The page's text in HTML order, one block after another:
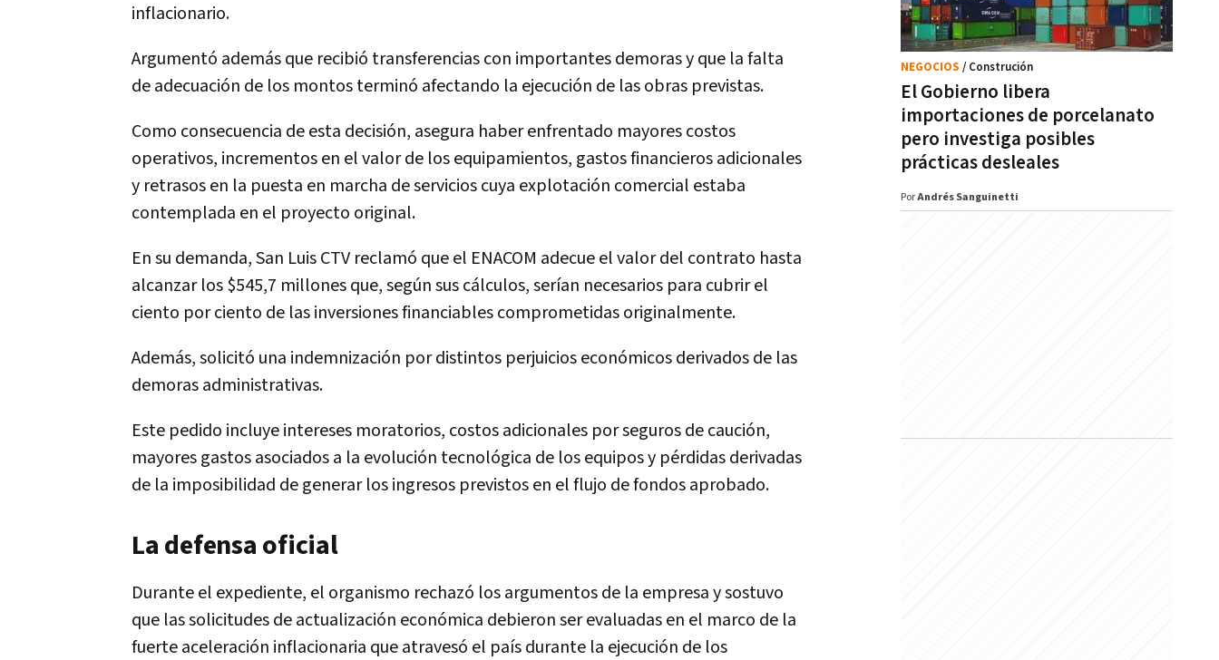
inflacionario.
Argumentó además que recibió transferencias con importantes demoras y que la falta
de adecuación de los montos terminó afectando la ejecución de las obras previstas.
Como consecuencia de esta decisión, asegura haber enfrentado mayores costos
operativos, incrementos en el valor de los equipamientos, gastos financieros adicionales
y retrasos en la puesta en marcha de servicios cuya explotación comercial estaba
contemplada en el proyecto original.
En su demanda, San Luis CTV reclamó que el ENACOM adecue el valor del contrato hasta
alcanzar los $545,7 millones que, según sus cálculos, serían necesarios para cubrir el
ciento por ciento de las inversiones financiables comprometidas originalmente.
Además, solicitó una indemnización por distintos perjuicios económicos derivados de las
demoras administrativas.
Este pedido incluye intereses moratorios, costos adicionales por seguros de caución,
mayores gastos asociados a la evolución tecnológica de los equipos y pérdidas derivadas
de la imposibilidad de generar los ingresos previstos en el flujo de fondos aprobado.
La defensa oficial
Durante el expediente, el organismo rechazó los argumentos de la empresa y sostuvo
que las solicitudes de actualización económica debieron ser evaluadas en el marco de la
fuerte aceleración inflacionaria que atravesó el país durante la ejecución de los
El Gobierno libera
importaciones de porcelanato
pero investiga posibles
prácticas desleales
NEGOCIOS / Construción
PorAndrés Sanguinetti